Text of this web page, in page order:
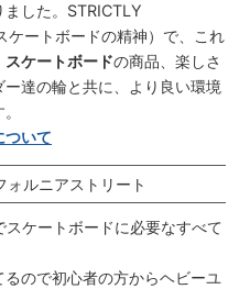
した。STRICTLY
ケートボードの精神）で、これ
スケートボードの商品、楽しさ
達の輪と共に、より良い環境
ついて
ォルニアストリート
スケートボードに必要なすべて
ので初心者の方からヘビーユ